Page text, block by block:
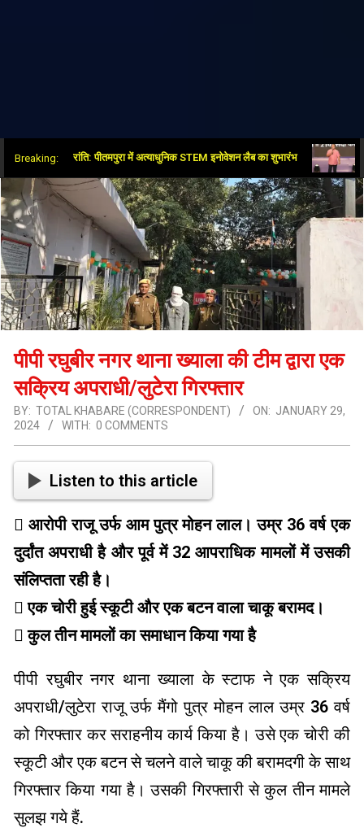
Breaking:
में नई क्रांति: पीतमपुरा में अत्याधुनिक STEM इनोवेशन लैब का शुभारंभ भाजपा-
पीपी रघुबीर नगर थाना ख्याला की टीम द्वारा एक
सक्रिय अपराधी/लुटेरा गिरफ्तार
BY: TOTAL KHABARE (CORRESPONDENT) ON: JANUARY 29,
2024
WITH: 0 COMMENTS
Listen to this article
 आरोपी राजू उर्फ ​​आम पुत्र मोहन लाल। उम्र 36 वर्ष एक
दुर्दांत अपराधी है और पूर्व में 32 आपराधिक मामलों में उसकी
संलिप्तता रही है।
 एक चोरी हुई स्कूटी और एक बटन वाला चाकू बरामद।
 कुल तीन मामलों का समाधान किया गया है
पीपी रघुबीर नगर थाना ख्याला के स्टाफ ने एक सक्रिय
अपराधी/लुटेरा राजू उर्फ ​​मैंगो पुत्र मोहन लाल उम्र 36 वर्ष
को गिरफ्तार कर सराहनीय कार्य किया है। उसे एक चोरी की
स्कूटी और एक बटन से चलने वाले चाकू की बरामदगी के साथ
गिरफ्तार किया गया है। उसकी गिरफ्तारी से कुल तीन मामले
सुलझ गये हैं.